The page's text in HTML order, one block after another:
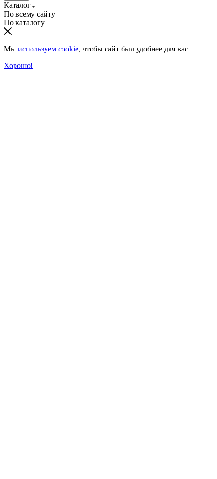
Каталог
По всему сайту
По каталогу
Мы используем cookie, чтобы сайт был удобнее для вас
Хорошо!